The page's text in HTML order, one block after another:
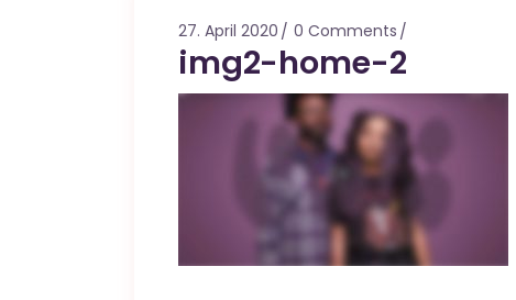
27. April 2020 0 Comments
img2-home-2